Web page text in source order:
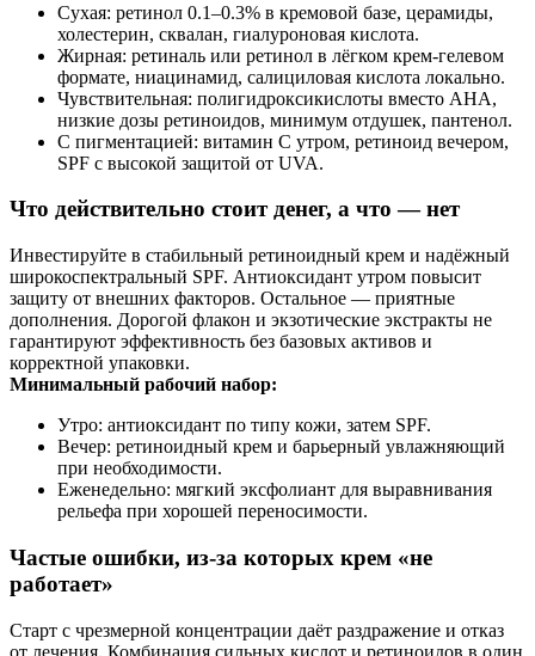
Сухая: ретинол 0.1–0.3% в кремовой базе, церамиды,
холестерин, сквалан, гиалуроновая кислота.
Жирная: ретиналь или ретинол в лёгком крем-гелевом
формате, ниацинамид, салициловая кислота локально.
Чувствительная: полигидроксикислоты вместо AHA,
низкие дозы ретиноидов, минимум отдушек, пантенол.
С пигментацией: витамин С утром, ретиноид вечером,
SPF с высокой защитой от UVA.
Что действительно стоит денег, а что — нет
Инвестируйте в стабильный ретиноидный крем и надёжный
широкоспектральный SPF. Антиоксидант утром повысит
защиту от внешних факторов. Остальное — приятные
дополнения. Дорогой флакон и экзотические экстракты не
гарантируют эффективность без базовых активов и
корректной упаковки.
Минимальный рабочий набор:
Утро: антиоксидант по типу кожи, затем SPF.
Вечер: ретиноидный крем и барьерный увлажняющий
при необходимости.
Еженедельно: мягкий эксфолиант для выравнивания
рельефа при хорошей переносимости.
Частые ошибки, из-за которых крем «не
работает»
Старт с чрезмерной концентрации даёт раздражение и отказ
от лечения. Комбинация сильных кислот и ретиноидов в один